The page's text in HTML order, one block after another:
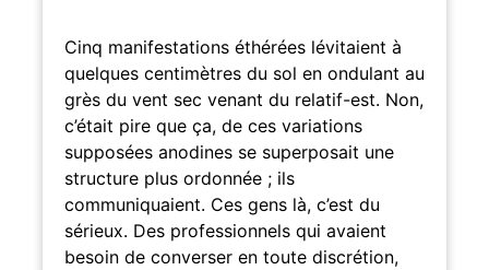
Cinq manifestations éthérées lévitaient à
quelques centimètres du sol en ondulant au
grès du vent sec venant du relatif-est. Non,
c’était pire que ça, de ces variations
supposées anodines se superposait une
structure plus ordonnée ; ils
communiquaient. Ces gens là, c’est du
sérieux. Des professionnels qui avaient
besoin de converser en toute discrétion,